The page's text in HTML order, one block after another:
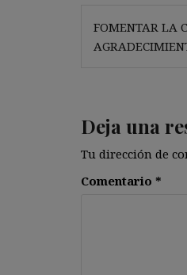
de
FOMENTAR LA
Deja una
Tu dirección de
Comentario *